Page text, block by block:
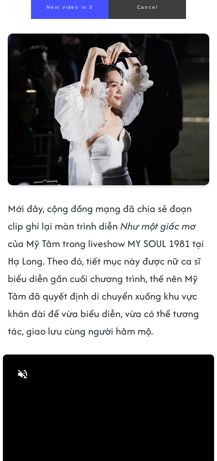
Mới đây, cộng đồng mạng đã chia sẻ đoạn
clip ghi lại màn trình diễn Như một giấc mơ
của Mỹ Tâm trong liveshow MY SOUL 1981 tại
Hạ Long. Theo đó, tiết mục này được nữ ca sĩ
biểu diễn gần cuối chương trình, thế nên Mỹ
Tâm đã quyết định di chuyển xuống khu vực
khán đài để vừa biểu diễn, vừa có thể tương
tác, giao lưu cùng người hâm mộ.